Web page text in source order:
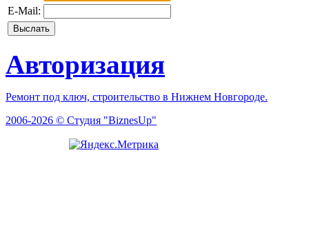
E-Mail:
Авторизация
Ремонт под ключ, строительство в Нижнем Новгороде.
2006-2026 © Студия "BiznesUp"